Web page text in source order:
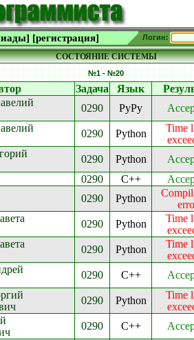
[регистрация] Логин:
СОСТОЯНИЕ СИСТЕМЫ
№1 - №20
Задача Язык
0290 PyPy
0290 Python
Time
0290 Python
0290 C++
0290 Python
0290 Python
Time
0290 Python
Time
0290 C++
0290 Python
Time
0290 C++